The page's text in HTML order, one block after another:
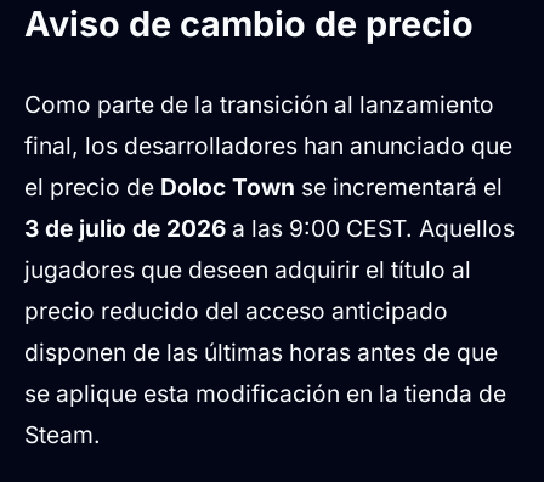
Aviso de cambio de precio
Como parte de la transición al lanzamiento
final, los desarrolladores han anunciado que
el precio de Doloc Town se incrementará el
3 de julio de 2026 a las 9:00 CEST. Aquellos
jugadores que deseen adquirir el título al
precio reducido del acceso anticipado
disponen de las últimas horas antes de que
se aplique esta modificación en la tienda de
Steam.